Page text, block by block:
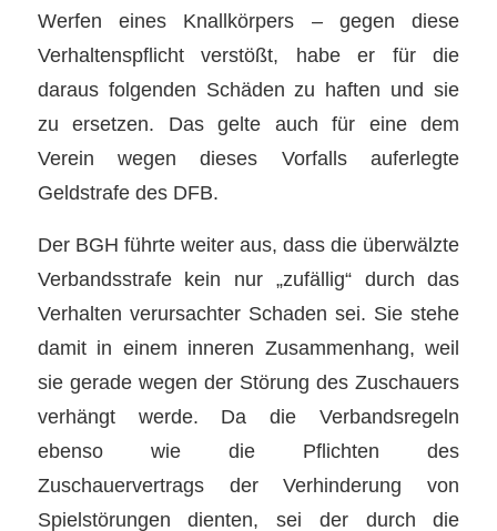
Werfen eines Knallkörpers – gegen diese
Verhaltenspflicht verstößt, habe er für die
daraus folgenden Schäden zu haften und sie
zu ersetzen. Das gelte auch für eine dem
Verein wegen dieses Vorfalls auferlegte
Geldstrafe des DFB.
Der BGH führte weiter aus, dass die überwälzte
Verbandsstrafe kein nur „zufällig“ durch das
Verhalten verursachter Schaden sei. Sie stehe
damit in einem inneren Zusammenhang, weil
sie gerade wegen der Störung des Zuschauers
verhängt werde. Da die Verbandsregeln
ebenso wie die Pflichten des
Zuschauervertrags der Verhinderung von
Spielstörungen dienten, sei der durch die